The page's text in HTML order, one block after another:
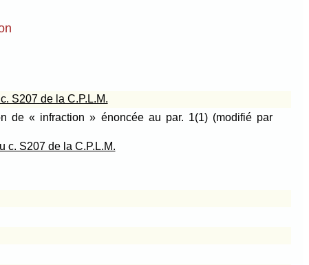
S207 de la C.P.L.M.
de « infraction » énoncée au par. 1(1)(modifié par
c. S207 de la C.P.L.M.